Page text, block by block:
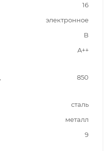
16
электронное
B
A++
850
сталь
металл
9